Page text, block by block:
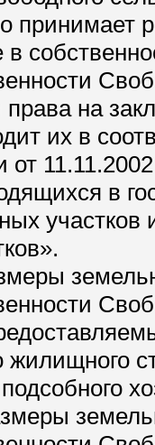
принимает
на
их в
от
в